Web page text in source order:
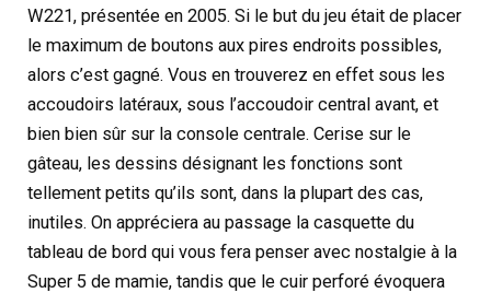
W221, présentée en 2005. Si le but du jeu était de placer
le maximum de boutons aux pires endroits possibles,
alors c’est gagné. Vous en trouverez en effet sous les
accoudoirs latéraux, sous l’accoudoir central avant, et
bien bien sûr sur la console centrale. Cerise sur le
gâteau, les dessins désignant les fonctions sont
tellement petits qu’ils sont, dans la plupart des cas,
inutiles. On appréciera au passage la casquette du
tableau de bord qui vous fera penser avec nostalgie à la
Super 5 de mamie, tandis que le cuir perforé évoquera